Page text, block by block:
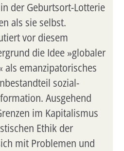
der Geburtsort-Lotterie
als sie selbst.
vor diesem
die Idee »globaler
als emanzipatorisches
sozial-
Ausgehend
im Kapitalismus
Ethik der
mit Problemen und